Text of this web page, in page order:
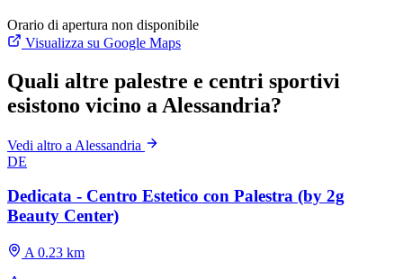
Orario di apertura non disponibile
Visualizza su Google Maps
Quali altre palestre e centri sportivi
esistono vicino a Alessandria?
Vedi altro a Alessandria
DE
Dedicata - Centro Estetico con Palestra (by 2g
Beauty Center)
A 0.23 km